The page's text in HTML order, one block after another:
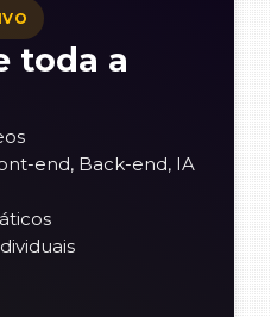
toda a
end, Back-end, IA